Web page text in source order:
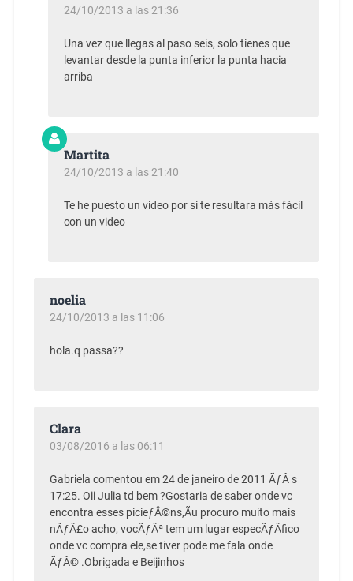
24/10/2013 a las 21:36
Una vez que llegas al paso seis, solo tienes que
levantar desde la punta inferior la punta hacia
arriba
Martita
24/10/2013 a las 21:40
Te he puesto un video por si te resultara más fácil
con un video
noelia
24/10/2013 a las 11:06
hola.q passa??
Clara
03/08/2016 a las 06:11
Gabriela comentou em 24 de janeiro de 2011 ÃƒÂ s
17:25. Oii Julia td bem ?Gostaria de saber onde vc
encontra esses picieƒÂ©ns,Ãu procuro muito mais
nÃƒÂ£o acho, vocÃƒÂª tem um lugar especÃƒÂ­fico
onde vc compra ele,se tiver pode me fala onde
ÃƒÂ© .Obrigada e Beijinhos